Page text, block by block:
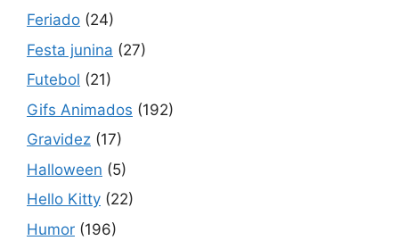
Feriado (24)
Festa junina (27)
Futebol (21)
Gifs Animados (192)
Gravidez (17)
Halloween (5)
Hello Kitty (22)
Humor (196)